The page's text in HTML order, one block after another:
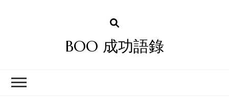
BOO 成功語錄